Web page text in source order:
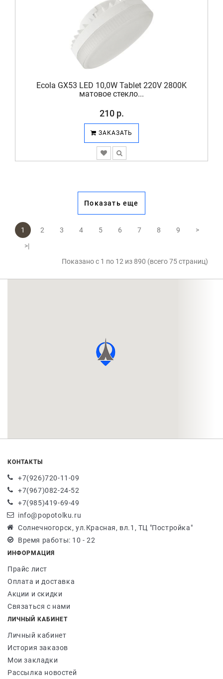
Ecola GX53 LED 10,0W Tablet 220V 2800K
матовое стекло...
210 р.
ЗАКАЗАТЬ
Показать еще
1 2 3 4 5 6 7 8 9
>
>|
Показано с 1 по 12 из 890 (всего 75 страниц)
КОНТАКТЫ
+7(926)720-11-09
+7(967)082-24-52
+7(985)419-69-49
info@popotolku.ru
Солнечногорск, ул.Красная, вл.1, ТЦ "Постройка"
Время работы: 10 - 22
ИНФОРМАЦИЯ
Прайс лист
Оплата и доставка
Акции и скидки
Связаться с нами
ЛИЧНЫЙ КАБИНЕТ
Личный кабинет
История заказов
Мои закладки
Рассылка новостей